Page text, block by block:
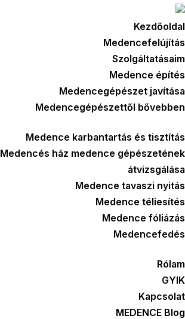
Kezdőoldal
Medencefelújítás
Szolgáltatásaim
Medence építés
Medencegépészet javítása
Medencegépészettől bővebben
Medence karbantartás és tisztítás
Medencés ház medence gépészetének
átvizsgálása
Medence tavaszi nyitás
Medence téliesítés
Medence fóliázás
Medencefedés
Rólam
GYIK
Kapcsolat
MEDENCE Blog